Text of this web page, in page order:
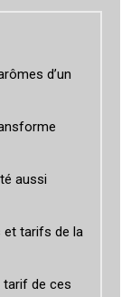
d’un
aussi
et tarifs de la
tarif de ces